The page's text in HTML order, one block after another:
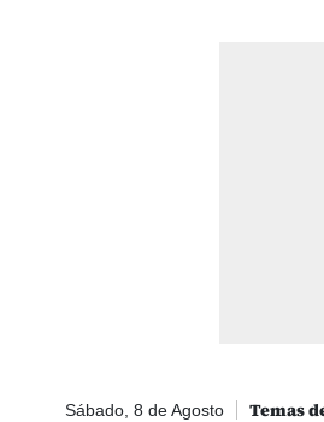
Sábado, 8 de Agosto